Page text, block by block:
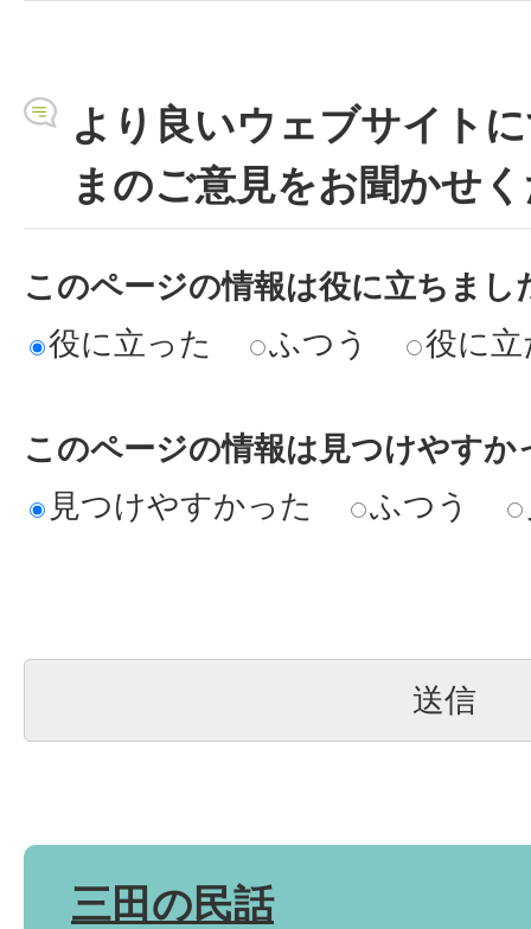
より良いウェブサイト
まのご意見をお聞かせ
このページの情報は役に立ちまし
役に立った
ふつう 役に
このページの情報は見つけやすか
見つけやすかった
ふつう
三田の民話